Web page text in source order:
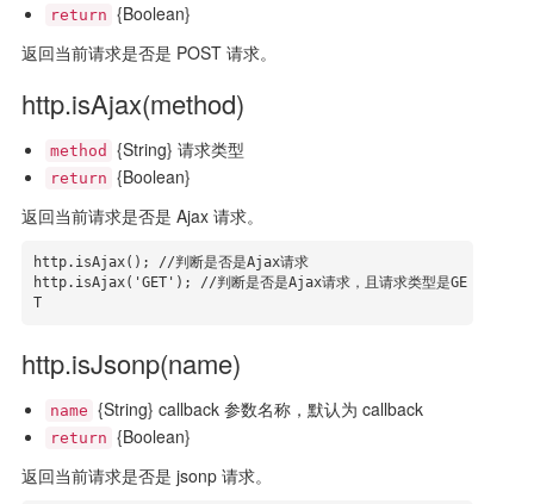
return {Boolean}
返回当前请求是否是 POST 请求。
http.isAjax(method)
method {String} 请求类型
return {Boolean}
返回当前请求是否是 Ajax 请求。
http.isAjax(); //判断是否是Ajax请求
http.isAjax('GET'); //判断是否是Ajax请求，且请求类型是GE
T
http.isJsonp(name)
name {String} callback 参数名称，默认为 callback
return {Boolean}
返回当前请求是否是 jsonp 请求。